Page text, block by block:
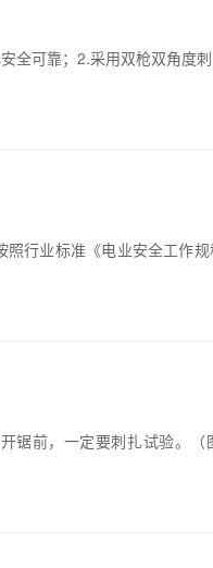
全可靠；2.采用双枪双角度
行业标准《电业安全工作
锯前，一定要刺扎试验。（